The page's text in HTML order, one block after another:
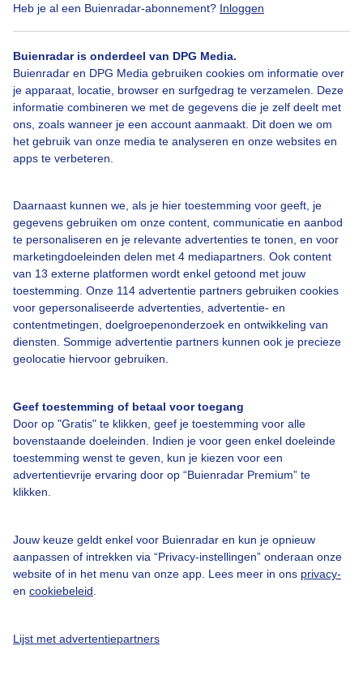
Heb je al een Buienradar-abonnement? Inloggen
Buienradar is onderdeel van DPG Media.
Buienradar en DPG Media gebruiken cookies om informatie over
je apparaat, locatie, browser en surfgedrag te verzamelen. Deze
informatie combineren we met de gegevens die je zelf deelt met
ons, zoals wanneer je een account aanmaakt. Dit doen we om
het gebruik van onze media te analyseren en onze websites en
apps te verbeteren.
Daarnaast kunnen we, als je hier toestemming voor geeft, je
gegevens gebruiken om onze content, communicatie en aanbod
te personaliseren en je relevante advertenties te tonen, en voor
marketingdoeleinden delen met 4 mediapartners. Ook content
van 13 externe platformen wordt enkel getoond met jouw
toestemming. Onze 114 advertentie partners gebruiken cookies
voor gepersonaliseerde advertenties, advertentie- en
contentmetingen, doelgroepenonderzoek en ontwikkeling van
diensten. Sommige advertentie partners kunnen ook je precieze
geolocatie hiervoor gebruiken.
Geef toestemming of betaal voor toegang
Door op "Gratis" te klikken, geef je toestemming voor alle
bovenstaande doeleinden. Indien je voor geen enkel doeleinde
toestemming wenst te geven, kun je kiezen voor een
advertentievrije ervaring door op “Buienradar Premium” te
klikken.
Jouw keuze geldt enkel voor Buienradar en kun je opnieuw
aanpassen of intrekken via “Privacy-instellingen” onderaan onze
website of in het menu van onze app. Lees meer in ons privacy-
en cookiebeleid
Lijst met advertentiepartners
Bekijk slideshow
Over Buienradar
Bedrijfsgegevens
Contact
Gebruikersvoorwaarden
Buienradar Team
Privacy beleid
Cookie beleid
Gratis weerdata